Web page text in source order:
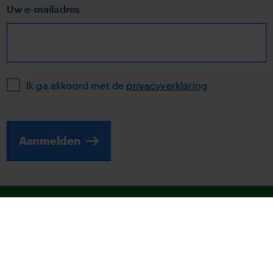
Uw e-mailadres
PrivacyIk ga akkoord met de privacyverklaring